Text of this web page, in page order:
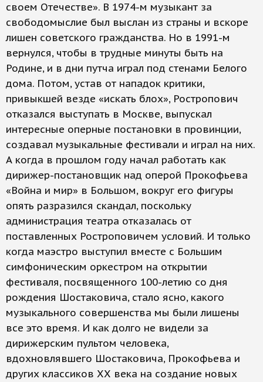
своем Отечестве». В 1974-м музыкант за
свободомыслие был выслан из страны и вскоре
лишен советского гражданства. Но в 1991-м
вернулся, чтобы в трудные минуты быть на
Родине, и в дни путча играл под стенами Белого
дома. Потом, устав от нападок критики,
привыкшей везде «искать блох», Ростропович
отказался выступать в Москве, выпускал
интересные оперные постановки в провинции,
создавал музыкальные фестивали и играл на них.
А когда в прошлом году начал работать как
дирижер-постановщик над оперой Прокофьева
«Война и мир» в Большом, вокруг его фигуры
опять разразился скандал, поскольку
администрация театра отказалась от
поставленных Ростроповичем условий. И только
когда маэстро выступил вместе с Большим
симфоническим оркестром на открытии
фестиваля, посвященного 100-летию со дня
рождения Шостаковича, стало ясно, какого
музыкального совершенства мы были лишены
все это время. И как долго не видели за
дирижерским пультом человека,
вдохновлявшего Шостаковича, Прокофьева и
других классиков ХХ века на создание новых